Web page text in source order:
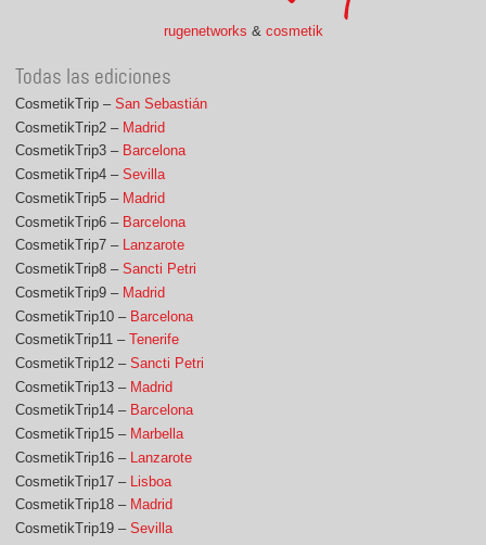
rugenetworks & cosmetik
Todas las ediciones
CosmetikTrip –San Sebastián
CosmetikTrip2 – Madrid
CosmetikTrip3 – Barcelona
CosmetikTrip4 –Sevilla
CosmetikTrip5 – Madrid
CosmetikTrip6 – Barcelona
CosmetikTrip7 – Lanzarote
CosmetikTrip8 –Sancti Petri
CosmetikTrip9 – Madrid
CosmetikTrip10 – Barcelona
CosmetikTrip11 –Tenerife
CosmetikTrip12 –Sancti Petri
CosmetikTrip13 – Madrid
CosmetikTrip14 – Barcelona
CosmetikTrip15 – Marbella
CosmetikTrip16 –
Lanzarote
CosmetikTrip17 – Lisboa
CosmetikTrip18 – Madrid
CosmetikTrip19 –Sevilla